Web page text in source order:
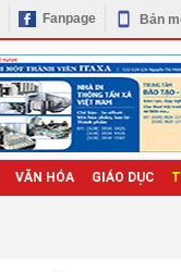
Fanpage Bản
VĂN HÓA GIÁO DỤC